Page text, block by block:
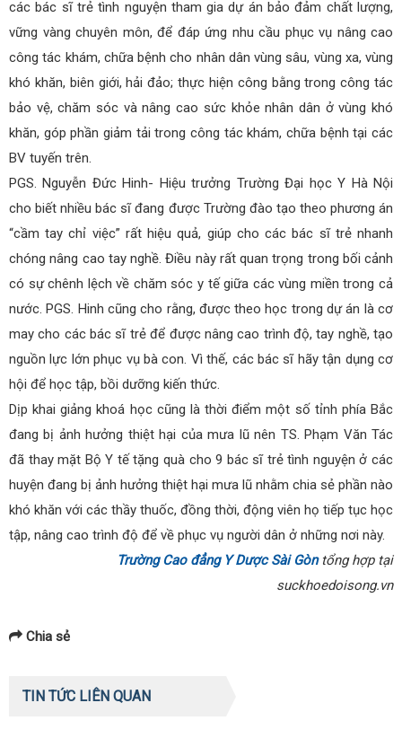
các bác sĩ trẻ tình nguyện tham gia dự án bảo đảm chất lượng,
vững vàng chuyên môn, để đáp ứng nhu cầu phục vụ nâng cao
công tác khám, chữa bệnh cho nhân dân vùng sâu, vùng xa, vùng
khó khăn, biên giới, hải đảo; thực hiện công bằng trong công tác
bảo vệ, chăm sóc và nâng cao sức khỏe nhân dân ở vùng khó
khăn, góp phần giảm tải trong công tác khám, chữa bệnh tại các
BV tuyến trên.
PGS. Nguyễn Đức Hinh- Hiệu trưởng Trường Đại học Y Hà Nội
cho biết nhiều bác sĩ đang được Trường đào tạo theo phương án
“cầm tay chỉ việc” rất hiệu quả, giúp cho các bác sĩ trẻ nhanh
chóng nâng cao tay nghề. Điều này rất quan trọng trong bối cảnh
có sự chênh lệch về chăm sóc y tế giữa các vùng miền trong cả
nước. PGS. Hinh cũng cho rằng, được theo học trong dự án là cơ
may cho các bác sĩ trẻ để được nâng cao trình độ, tay nghề, tạo
nguồn lực lớn phục vụ bà con. Vì thế, các bác sĩ hãy tận dụng cơ
hội để học tập, bồi dưỡng kiến thức.
Dịp khai giảng khoá học cũng là thời điểm một số tỉnh phía Bắc
đang bị ảnh hưởng thiệt hại của mưa lũ nên TS. Phạm Văn Tác
đã thay mặt Bộ Y tế tặng quà cho 9 bác sĩ trẻ tình nguyện ở các
huyện đang bị ảnh hưởng thiệt hại mưa lũ nhằm chia sẻ phần nào
khó khăn với các thầy thuốc, đồng thời, động viên họ tiếp tục học
tập, nâng cao trình độ để về phục vụ người dân ở những nơi này.
Trường Cao đẳng Y Dược Sài Gòntổng hợp tại
suckhoedoisong.vn
Chia sẻ
TIN TỨC LIÊN QUAN